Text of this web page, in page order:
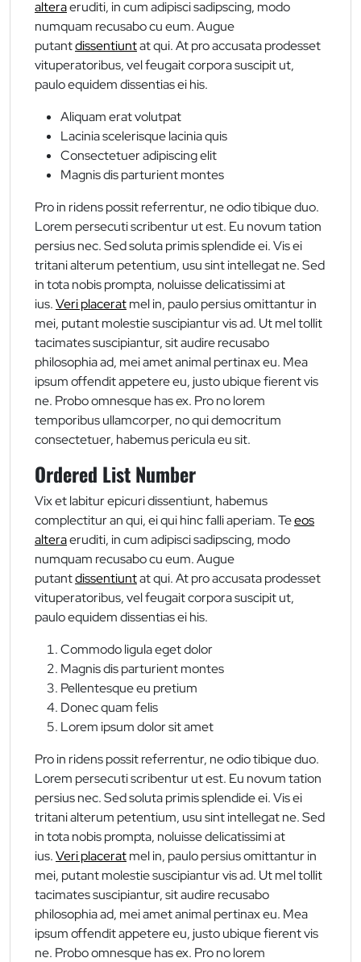
alteraeruditi, in cum adipisci sadipscing, modo
numquam recusabo cu eum. Augue
putantdissentiuntat qui. At pro accusata prodesset
vituperatoribus, vel feugait corpora suscipit ut,
paulo equidem dissentias ei his.
Aliquam erat volutpat
Lacinia scelerisque lacinia quis
Consectetuer adipiscing elit
Magnis dis parturient montes
Pro in ridens possit referrentur, ne odio tibique duo.
Lorem persecuti scribentur ut est. Eu novum tation
persius nec. Sed soluta primis splendide ei. Vis ei
tritani alterum petentium, usu sint intellegat ne. Sed
in tota nobis prompta, noluisse delicatissimi at
ius.Veri placeratmel in, paulo persius omittantur in
mei, putant molestie suscipiantur vis ad. Ut mel tollit
tacimates suscipiantur, sit audire recusabo
philosophia ad, mei amet animal pertinax eu. Mea
ipsum offendit appetere eu, justo ubique fierent vis
ne. Probo omnesque has ex. Pro no lorem
temporibus ullamcorper, no qui democritum
consectetuer, habemus pericula eu sit.
Ordered List Number
Vix et labitur epicuri dissentiunt, habemus
complectitur an qui, ei qui hinc falli aperiam. Teeos
alteraeruditi, in cum adipisci sadipscing, modo
numquam recusabo cu eum. Augue
putantdissentiuntat qui. At pro accusata prodesset
vituperatoribus, vel feugait corpora suscipit ut,
paulo equidem dissentias ei his.
Commodo ligula eget dolor
Magnis dis parturient montes
Pellentesque eu pretium
Donec quam felis
Lorem ipsum dolor sit amet
Pro in ridens possit referrentur, ne odio tibique duo.
Lorem persecuti scribentur ut est. Eu novum tation
persius nec. Sed soluta primis splendide ei. Vis ei
tritani alterum petentium, usu sint intellegat ne. Sed
in tota nobis prompta, noluisse delicatissimi at
ius.Veri placeratmel in, paulo persius omittantur in
mei, putant molestie suscipiantur vis ad. Ut mel tollit
tacimates suscipiantur, sit audire recusabo
philosophia ad, mei amet animal pertinax eu. Mea
ipsum offendit appetere eu, justo ubique fierent vis
ne. Probo omnesque has ex. Pro no lorem